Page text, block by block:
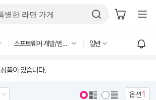
소프트웨어 개발/엔지니어링 일반
품이 있습니다.
옵션1